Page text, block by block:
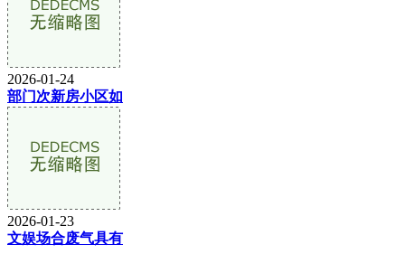
2026-01-24
部门次新房小区如
2026-01-23
文娱场合废气具有